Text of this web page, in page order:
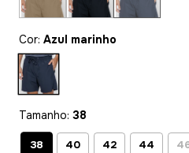
Cor: Azul marinho
Tamanho: 38
38 40 42 44